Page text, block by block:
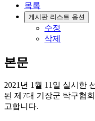
목록
게시판 리스트 옵션
수정
삭제
본문
2021년 1월 11일 실시한
된 제7대 기장군 탁구협
고합니다.